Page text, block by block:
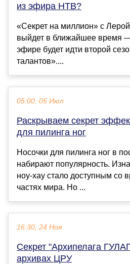
из эфира НТВ?
«Секрет на миллион» с
выйдет в ближайшее время
эфире будет идти второй
талантов»....
05:00, 05 Июл
Раскрываем секрет
для пилинга ног
Носочки для пилинга ног в
набирают популярность.
ноу-хау стало доступным со
частях мира. Но ...
16:30, 24 Ноя
Секрет "Архипелага
архивах ЦРУ